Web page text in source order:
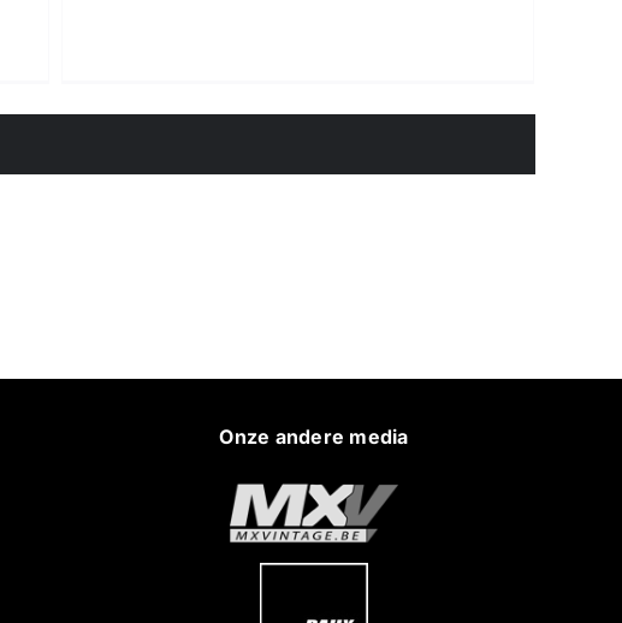
Onze andere media